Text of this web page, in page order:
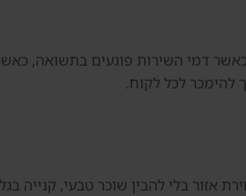
להימכר לכל לקוח.
אזור בלי להבין שוכר טבעי, קנייה